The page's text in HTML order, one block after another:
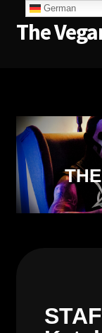
The
The Vegan
Podcast
Projekte &
German